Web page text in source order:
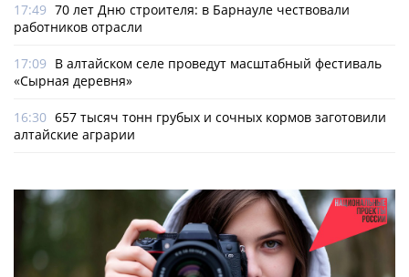
17:49 70 лет Дню строителя: в Барнауле чествовали
работников отрасли
17:09 В алтайском селе проведут масштабный фестиваль
«Сырная деревня»
16:30 657 тысяч тонн грубых и сочных кормов заготовили
алтайские аграрии